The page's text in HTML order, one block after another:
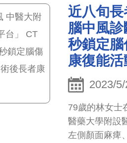
更將影響力擴
近八旬
腦中風
秒鎖定
康復能活
2023/
79歲的林女士
醫藥大學附設
左側顏面麻痺